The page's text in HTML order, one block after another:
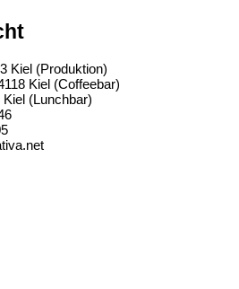
Kiel (Produktion)
Kiel (Coffeebar)
(Lunchbar)